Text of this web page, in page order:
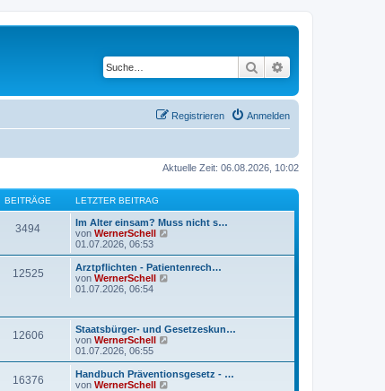
Suche
Anmelden
Registrieren
Aktuelle Zeit: 06.08.2026, 10:02
BEITRÄGE LETZTER BEITRAG
3494
Im Alter einsam? Muss nicht s…
von WernerSchell
u
e
B
e
r
a
01.07.2026, 06:53
12525
Arztpflichten - Patientenrech…
von WernerSchell
s
t
B
e
01.07.2026, 06:54
12606
Staatsbürger- und Gesetzeskun…
von WernerSchell
u
e
01.07.2026, 06:55
16376
Handbuch Präventionsgesetz - …
von WernerSchell